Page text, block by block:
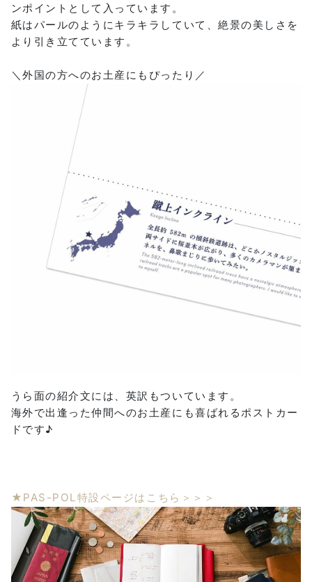
ンポイントとして入っています。
紙はパールのようにキラキラしていて、絶景の美しさを
より引き立てています。
＼外国の方へのお土産にもぴったり／
うら面の紹介文には、英訳もついています。
海外で出逢った仲間へのお土産にも喜ばれるポストカー
ドです♪
★PAS-POL特設ページはこちら＞＞＞